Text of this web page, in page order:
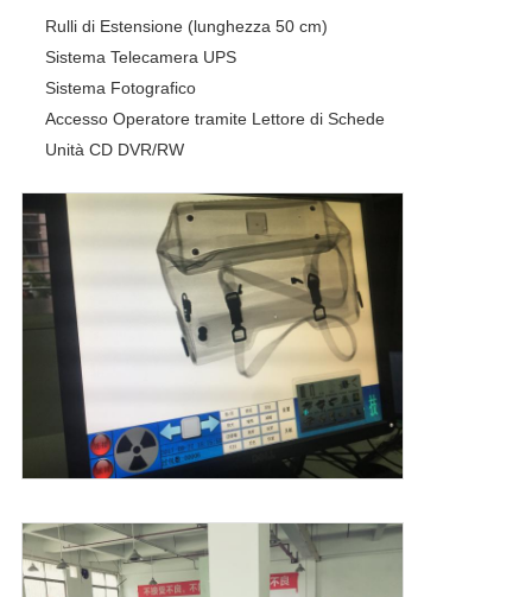
Rulli di Estensione (lunghezza 50 cm)
Sistema Telecamera UPS
Sistema Fotografico
Accesso Operatore tramite Lettore di Schede
Unità CD DVR/RW